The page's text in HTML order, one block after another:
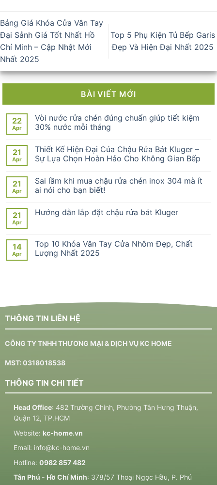
Bảng Giá Khóa Cửa Vân Tay
Đại Sảnh Giá Tốt Nhất Hồ
Chí Minh – Cập Nhật Mới
Nhất 2025
Top 5 Phụ Kiện Tủ Bếp Garis
Đẹp Và Hiện Đại Nhất 2025
BÀI VIẾT MỚI
22
Apr
Vòi nước rửa chén đúng chuẩn giúp tiết kiệm
30% nước mỗi tháng
21
Apr
Thiết Kế Hiện Đại Của Chậu Rửa Bát Kluger –
Sự Lựa Chọn Hoàn Hảo Cho Không Gian Bếp
21
Apr
Sai lầm khi mua chậu rửa chén inox 304 mà ít
ai nói cho bạn biết!
21
Apr
Hướng dẫn lắp đặt chậu rửa bát Kluger
14
Apr
Top 10 Khóa Vân Tay Cửa Nhôm Đẹp, Chất
Lượng Nhất 2025
THÔNG TIN LIÊN HỆ
CÔNG TY TNHH THƯƠNG MẠI & DỊCH VỤ KC HOME
MST: 0318018538
THÔNG TIN CHI TIẾT
Head Office: 482 Trường Chinh, Phường Tân Hưng Thuận,
Quận 12, TP.HCM
Website: kc-home.vn
Email: info@kc-home.vn
Hotline: 0982 857 482
Tân Phú - Hồ Chí Minh: 378/57 Thoại Ngọc Hầu, P. Phú